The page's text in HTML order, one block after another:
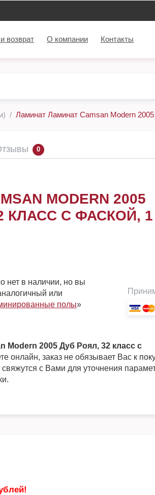
возврат О компании Контакты
Ламинат Ламинат Camsan Modern
0
MODERN 2005
КЛАСС С ФАСКОЙ, 1
нет в наличии, но вы
или
полы»
Modern 2005 Дуб Роял, 32 класс с
онлайн, заказ не обязывает Вас к
с Вами для уточнения